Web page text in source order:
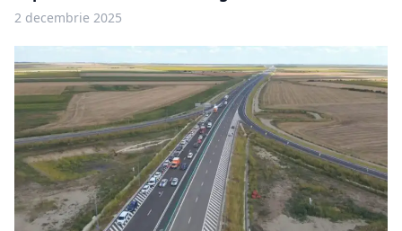
2 decembrie 2025